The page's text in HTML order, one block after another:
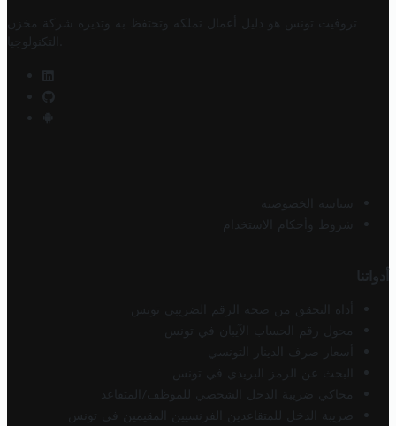
تروفيت تونس هو دليل أعمال تملكه وتحتفظ به وتديره
شركة مخزن
التكنولوجيا
سياسة الخصوصية
شروط وأحكام الاستخدام
أدواتنا
أداة التحقق من صحة الرقم الضريبي تونس
محول رقم الحساب الآيبان في تونس
أسعار صرف الدينار التونسي
البحث عن الرمز البريدي في تونس
محاكي ضريبة الدخل الشخصي للموظف/المتقاعد
ضريبة الدخل للمتقاعدين الفرنسيين المقيمين في تونس